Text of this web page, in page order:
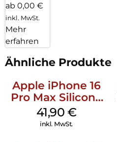
ab 0,00 €
inkl. MwSt.
Mehr
erfahren
Ähnliche Produkte
Apple iPhone 16
Pro Max Silicone
Case MagSafe
Ultramarine
41,90 €
inkl. MwSt.